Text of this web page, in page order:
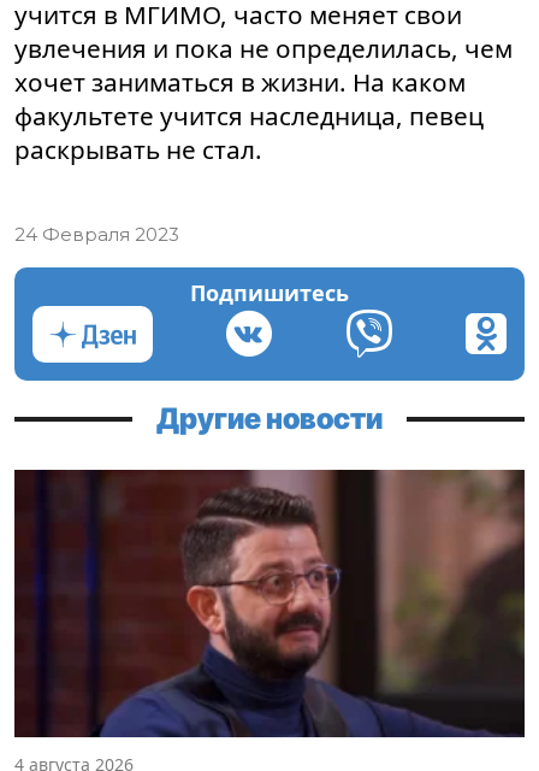
учится в МГИМО, часто меняет свои
увлечения и пока не определилась, чем
хочет заниматься в жизни. На каком
факультете учится наследница, певец
раскрывать не стал.
24 Февраля 2023
Подпишитесь
Другие новости
4 августа 2026